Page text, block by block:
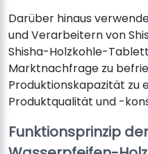
Darüber hinaus
und Verarbeitern von
Shisha-Holzkohle-
Marktnachfrage zu
Produktionskapazität zu
Produktqualität und -
Funktionsprinzip